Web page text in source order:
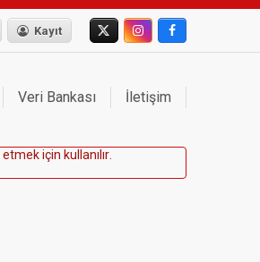
Kayıt
Veri Bankası İletişim
etmekiçin ku anı ır